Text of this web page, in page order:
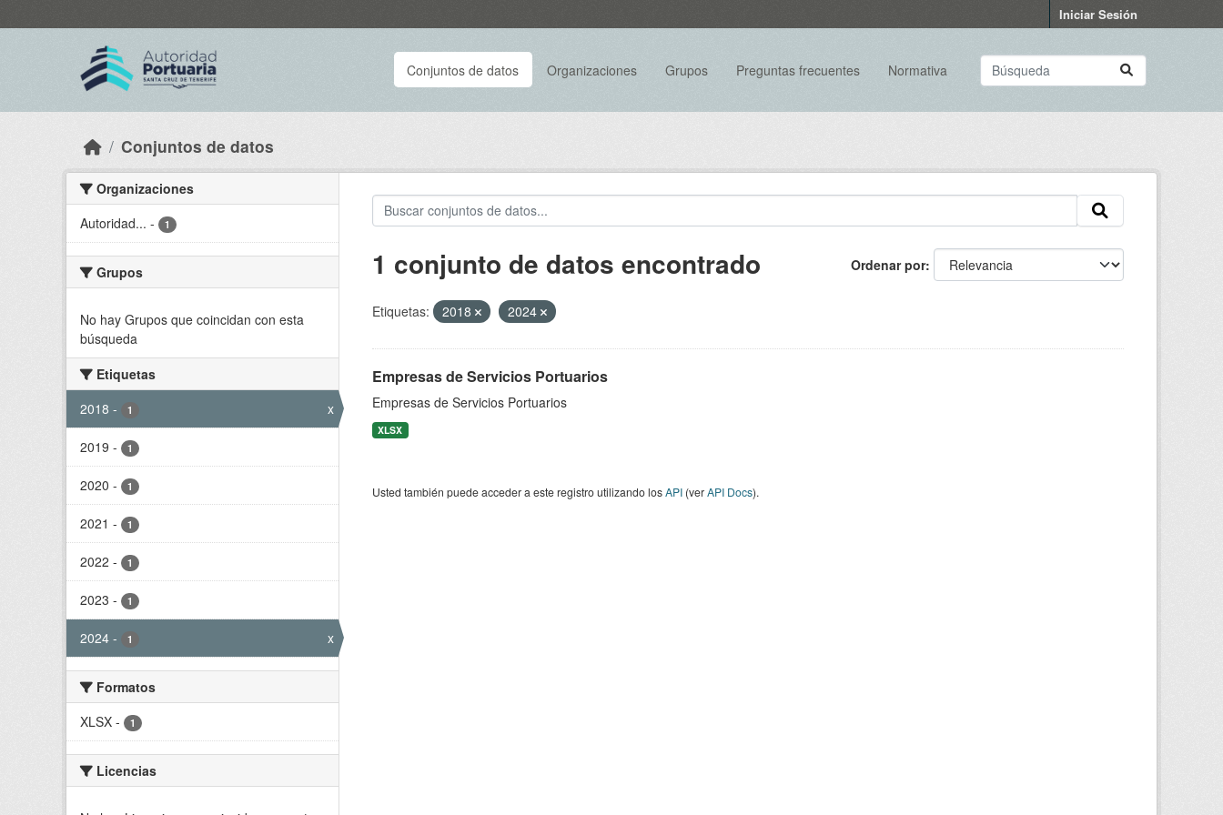
Iniciar Sesión
Conjuntos de datos Organizaciones Grupos Preguntas frecuentes Normativa
Conjuntos de datos
Organizaciones
Autoridad... - 1
Grupos
No hay Grupos que coincidan con esta
búsqueda
Etiquetas
2018 - 1 x
2019 - 1
2020 - 1
2021 - 1
2022 - 1
2023 - 1
2024 - 1 x
Formatos
XLSX - 1
Licencias
Ordenar por
1 conjunto de datos encontrado
Etiquetas: 2018 2024
Empresas de Servicios Portuarios
Empresas de Servicios Portuarios
XLSX
Usted también puede acceder a este registro utilizando losAPI(verAPI Docs).